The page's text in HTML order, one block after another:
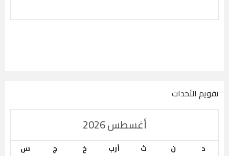
تقويم الأحداث
أغسطس 2026
د ن ث أرب خ ج س